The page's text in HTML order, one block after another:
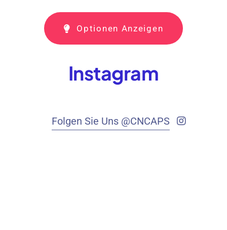
Optionen Anzeigen
Instagram
Folgen Sie Uns @CNCAPS